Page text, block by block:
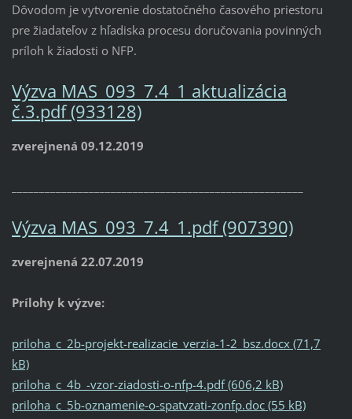
Dôvodom je vytvorenie dostatočného časového priestoru
pre žiadateľov z hľadiska procesu doručovania povinných
príloh k žiadosti o NFP.
Výzva MAS_093_7.4_1 aktualizácia
č.3.pdf (933128)
zverejnená 09.12.2019
Výzva MAS_093_7.4_1.pdf (907390)
zverejnená 22.07.2019
Prílohy k výzve:
priloha_c_2b-projekt-realizacie_verzia-1-2_bsz.docx (71,7
kB)
priloha_c_4b_-vzor-ziadosti-o-nfp-4.pdf (606,2 kB)
priloha_c_5b-oznamenie-o-spatvzati-zonfp.doc (55 kB)